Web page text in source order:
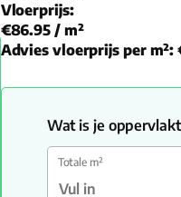
Vloerprijs:
€86.95 / m²
Advies vloerprijs per m²:
Wat is je
Totale m²